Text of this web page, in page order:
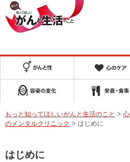
もっと知ってほしいがんと生活のこと >
のメンタルクリニック > はじめに
はじめに